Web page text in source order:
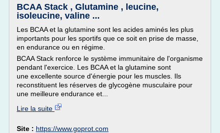
BCAA Stack , Glutamine , leucine,
isoleucine, valine ...
Les BCAA et la glutamine sont les acides aminés les plus
importants pour les sportifs que ce soit en prise de masse,
en endurance ou en régime.
BCAA Stack renforce le système immunitaire de l'organisme
pendant l'exercice. Les BCAA et la glutamine sont
une excellente source d'énergie pour les muscles. Ils
reconstituent les réserves de glycogène musculaire pour
une meilleure endurance et...
Lire la suite
Site : https://www.goprot.com